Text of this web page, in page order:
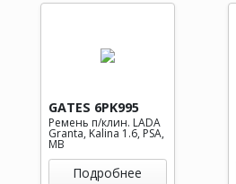
GATES 6PK995
Ремень п/клин. LADA
Granta, Kalina 1.6, PSA,
MB
Подробнее